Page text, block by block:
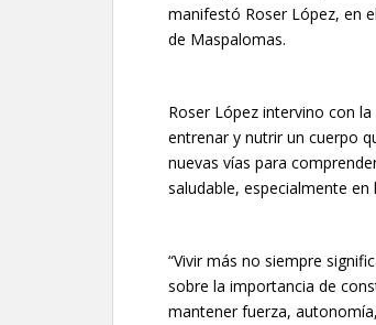
manifestó Roser López, en
de Maspalomas.
Roser López intervino con
entrenar y nutrir un cuerpo
nuevas vías para
saludable, especialmente
“Vivir más no siempre
sobre la importancia de
mantener fuerza,